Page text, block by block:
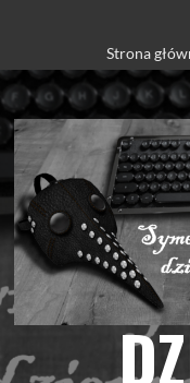
content
Strona